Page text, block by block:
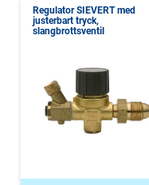
Regulator SIEVERT med
justerbart tryck,
slangbrottsventil